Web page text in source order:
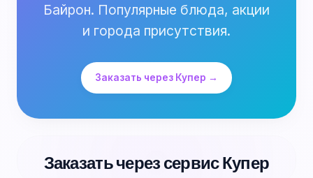
Байрон. Популярные блюда, акции
и города присутствия.
Заказать через Купер →
Заказать через сервис Купер